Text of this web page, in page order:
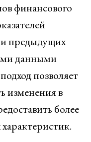
финансового
предыдущих
данными
позволяет
изменения в
более